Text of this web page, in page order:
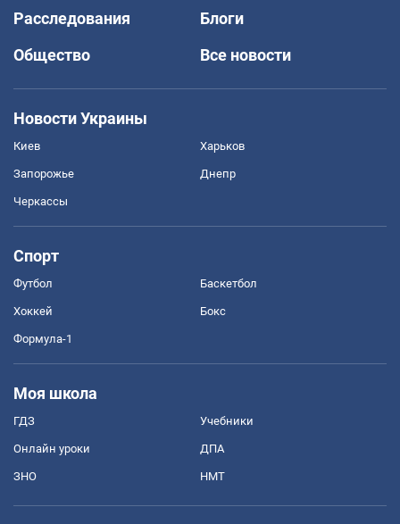
Расследования
Блоги
Общество
Все новости
Новости Украины
Киев Харьков
Запорожье Днепр
Черкассы
Спорт
Футбол Баскетбол
Хоккей Бокс
Формула-1
Моя школа
ГДЗ Учебники
Онлайн уроки ДПА
ЗНО НМТ